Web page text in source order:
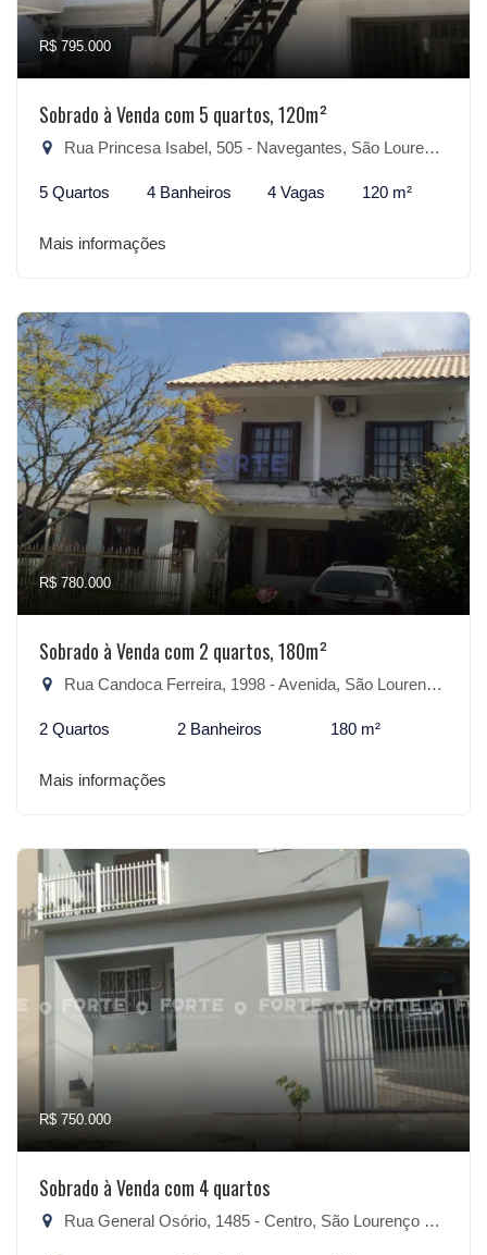
R$ 795.000
Sobrado à Venda com 5 quartos, 120m²
Rua Princesa Isabel, 505 - Navegantes, São Lourenço do Sul-RS
5 Quartos 4 Banheiros 4 Vagas 120 m²
Mais informações
R$ 780.000
Sobrado à Venda com 2 quartos, 180m²
Rua Candoca Ferreira, 1998 - Avenida, São Lourenço do Sul-RS
2 Quartos 2 Banheiros 180 m²
Mais informações
R$ 750.000
Sobrado à Venda com 4 quartos
Rua General Osório, 1485 - Centro, São Lourenço do Sul-RS